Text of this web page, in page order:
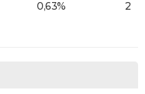
0,63% 2